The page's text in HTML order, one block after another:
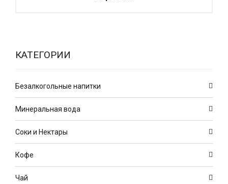
КАТЕГОРИИ
Безалкогольные напитки
Минеральная вода
Соки и Нектары
Кофе
Чай